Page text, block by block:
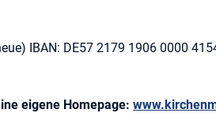
IBAN: DE57 2179 1906 0000
eigene Homepage: